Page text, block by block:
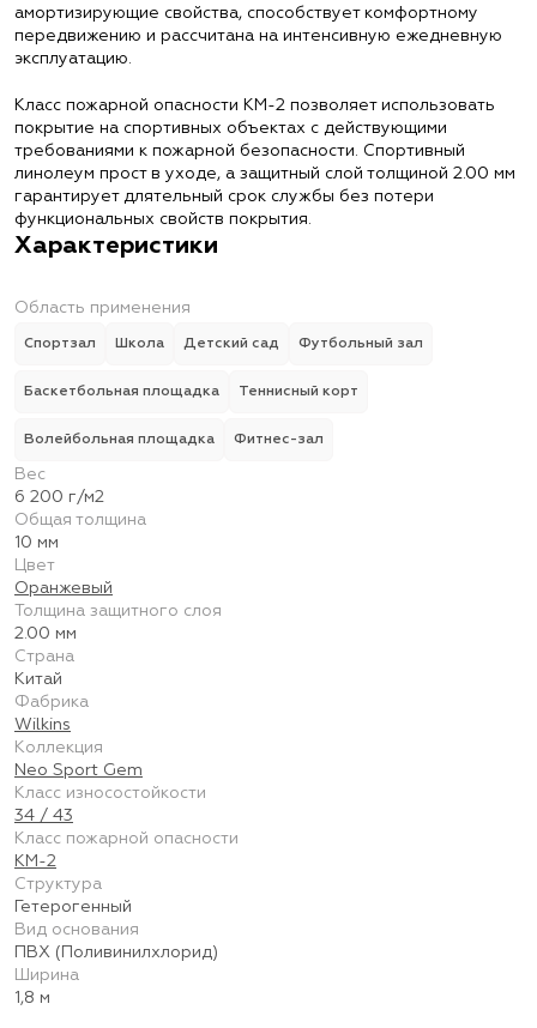
амортизирующие свойства, способствует комфортному
передвижению и рассчитана на интенсивную ежедневную
эксплуатацию.
Класс пожарной опасности КМ-2 позволяет использовать
покрытие на спортивных объектах с действующими
требованиями к пожарной безопасности. Спортивный
линолеум прост в уходе, а защитный слой толщиной 2.00 мм
гарантирует длятельный срок службы без потери
функциональных свойств покрытия.
Характеристики
Область применения
Спортзал Школа Детский сад Футбольный зал
Баскетбольная площадка Теннисный корт
Волейбольная площадка Фитнес-зал
Вес
6 200 г/м2
Общая толщина
10 мм
Цвет
Оранжевый
Толщина защитного слоя
2.00 мм
Страна
Китай
Фабрика
Wilkins
Коллекция
Neo Sport Gem
Класс износостойкости
34 / 43
Класс пожарной опасности
КМ-2
Структура
Гетерогенный
Вид основания
ПВХ (Поливинилхлорид)
Ширина
1,8 м